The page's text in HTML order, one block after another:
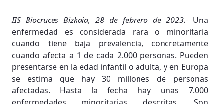
IIS Biocruces Bizkaia, 28 de febrero de 2023.- Una
enfermedad es considerada rara o minoritaria
cuando tiene baja prevalencia, concretamente
cuando afecta a 1 de cada 2.000 personas. Pueden
presentarse en la edad infantil o adulta, y en Europa
se estima que hay 30 millones de personas
afectadas. Hasta la fecha hay unas 7.000